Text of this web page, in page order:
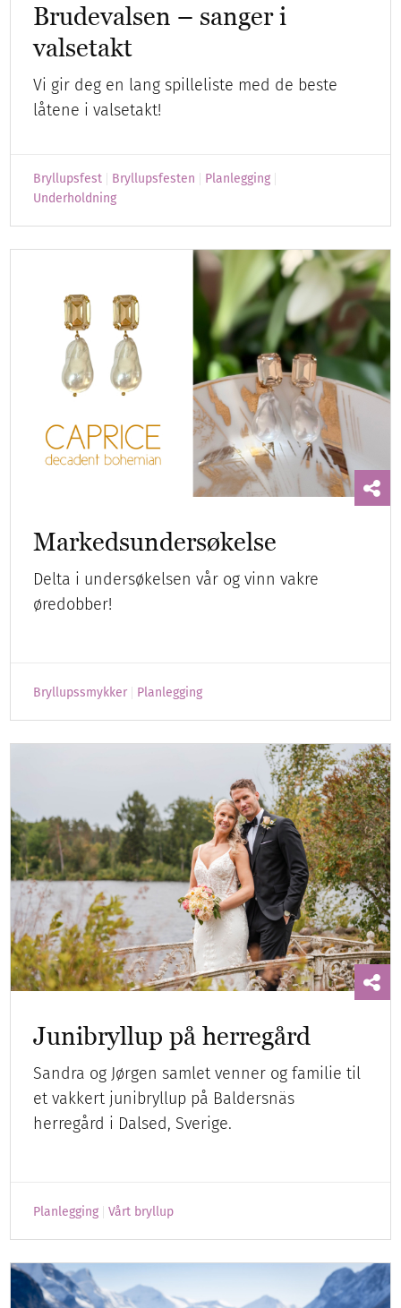
Brudevalsen – sanger i
valsetakt
Vi gir deg en lang spilleliste med de beste
låtene i valsetakt!
Bryllupsfest Bryllupsfesten
Planlegging
Underholdning
Markedsundersøkelse
Delta i undersøkelsen vår og vinn vakre
øredobber!
Bryllupssmykker Planlegging
Junibryllup på herregård
Sandra og Jørgen samlet venner og familie til
et vakkert junibryllup på Baldersnäs
herregård i Dalsed, Sverige.
Planlegging Vårt bryllup